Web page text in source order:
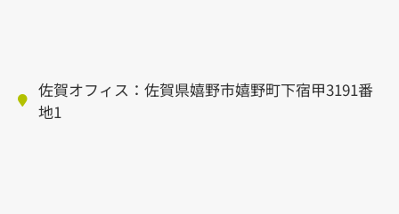
佐賀オフィス：佐賀県嬉野市嬉野町下宿甲3191番
地1